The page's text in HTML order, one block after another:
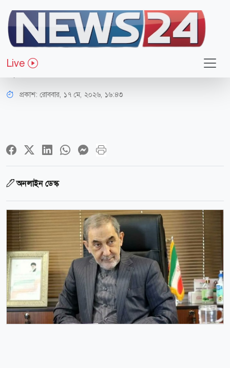
Live
আন্তর্জাতিক
ইসরায়েলের পাতা ফাঁদে আটকে পড়েছে
যুক্তরাষ্ট্র: আলী আকবর
প্রকাশ: রোববার, ১৭ মে, ২০২৬, ১৬:৪৩
অনলাইন ডেস্ক